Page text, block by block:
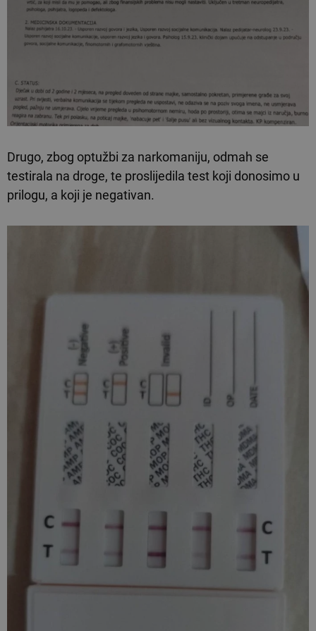
Drugo, zbog optužbi za narkomaniju, odmah se
testirala na droge, te proslijedila test koji donosimo u
prilogu, a koji je negativan.